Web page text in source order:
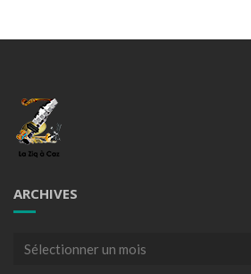
ARCHIVES
Archives